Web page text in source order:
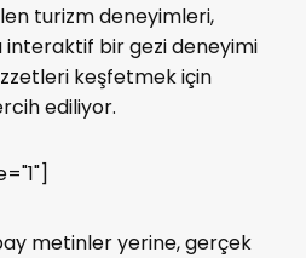
turizm deneyimleri,
bir gezi deneyimi
keşfetmek için
ediliyor.
metinler yerine, gerçek